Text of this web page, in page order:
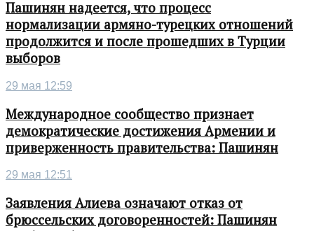
Пашинян надеется, что процесс
нормализации армяно-турецких отношений
продолжится и после прошедших в Турции
выборов
29 мая 12:59
Международное сообщество признает
демократические достижения Армении и
приверженность правительства: Пашинян
29 мая 12:51
Заявления Алиева означают отказ от
брюссельских договоренностей: Пашинян